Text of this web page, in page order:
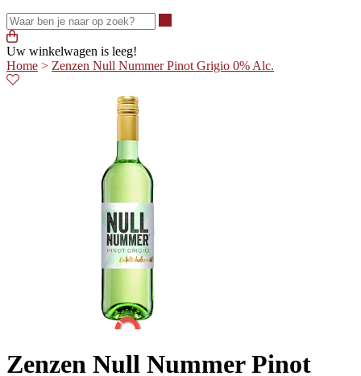
Uw winkelwagen is leeg!
Home > Zenzen Null Nummer Pinot Grigio 0% Alc.
Zenzen Null Nummer Pinot